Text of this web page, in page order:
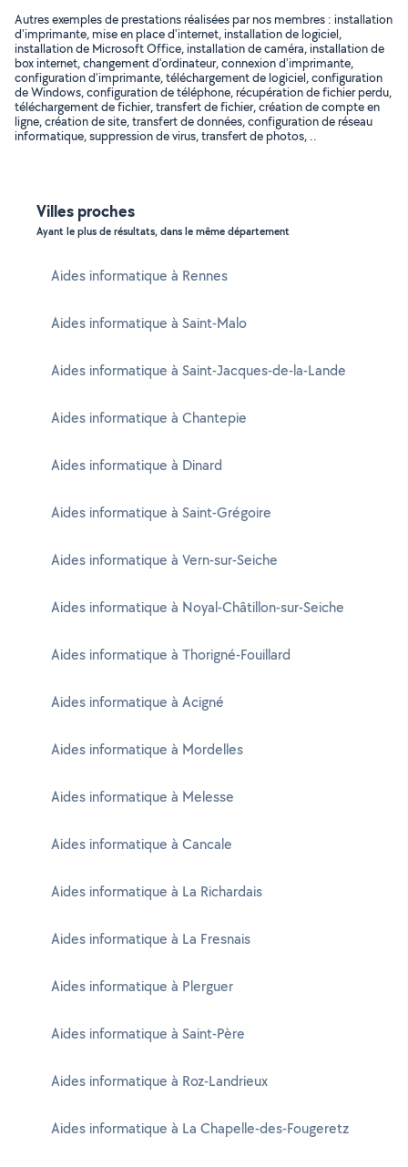
Autres exemples de prestations réalisées par nos membres : installation
d'imprimante, mise en place d'internet, installation de logiciel,
installation de Microsoft Office, installation de caméra, installation de
box internet, changement d'ordinateur, connexion d'imprimante,
configuration d'imprimante, téléchargement de logiciel, configuration
de Windows, configuration de téléphone, récupération de fichier perdu,
téléchargement de fichier, transfert de fichier, création de compte en
ligne, création de site, transfert de données, configuration de réseau
informatique, suppression de virus, transfert de photos, ..
Villes proches
Ayant le plus de résultats, dans le même département
Aides informatique à Rennes
Aides informatique à Saint-Malo
Aides informatique à Saint-Jacques-de-la-Lande
Aides informatique à Chantepie
Aides informatique à Dinard
Aides informatique à Saint-Grégoire
Aides informatique à Vern-sur-Seiche
Aides informatique à Noyal-Châtillon-sur-Seiche
Aides informatique à Thorigné-Fouillard
Aides informatique à Acigné
Aides informatique à Mordelles
Aides informatique à Melesse
Aides informatique à Cancale
Aides informatique à La Richardais
Aides informatique à La Fresnais
Aides informatique à Plerguer
Aides informatique à Saint-Père
Aides informatique à Roz-Landrieux
Aides informatique à La Chapelle-des-Fougeretz